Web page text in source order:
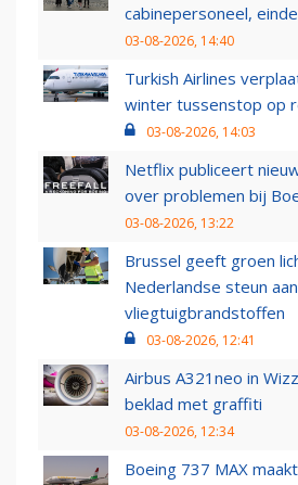
cabinepersoneel,
03-08-2026, 14:40
Turkish Airlines
winter tussenstop op
03-08-2026, 14:03
Netflix publiceert
over problemen bij
03-08-2026, 13:22
Brussel geeft groen
Nederlandse steun
vliegtuigbrandstoffen
03-08-2026, 12:41
Airbus A321neo in
beklad met graffiti
03-08-2026, 12:34
Boeing 737 MAX